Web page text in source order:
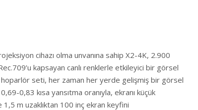
cihazı olma unvanına sahip X2-4K, 2.900
kapsayan canlı renklerle etkileyici bir görsel
seti, her zaman her yerde gelişmiş bir görsel
0,83 kısa yansıtma oranıyla, ekranı küçük
m uzaklıktan 100 inç ekran keyfini